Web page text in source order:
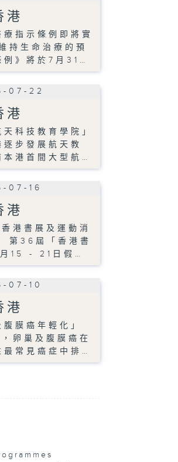
港
療指示條例即將實
持生命治療的預
例》將於7月31…
07-22
港
天科技教育學院」
逐步發展航天教
本港首間大型航…
07-16
港
港書展及運動消
第36屆「香港書
15 - 21日假…
07-10
港
腹膜癌年輕化」
卵巢及腹膜癌在
最常見癌症中排…